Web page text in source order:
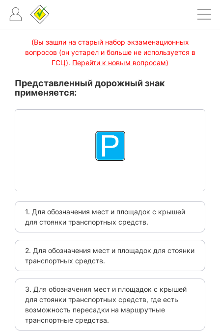
(Вы зашли на старый набор экзаменационных
вопросов (он устарел и больше не используется в
ГСЦ). Перейти к новым вопросам)
Представленный дорожный знак
применяется:
1. Для обозначения мест и площадок с крышей
для стоянки транспортных средств.
2. Для обозначения мест и площадок для стоянки
транспортных средств.
3. Для обозначения мест и площадок с крышей
для стоянки транспортных средств, где есть
возможность пересадки на маршрутные
транспортные средства.